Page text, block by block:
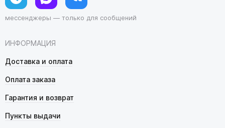
ИНФОРМАЦИЯ
Доставка и оплата
Оплата заказа
Гарантия и возврат
Пункты выдачи
мессенджеры — только для сообщений